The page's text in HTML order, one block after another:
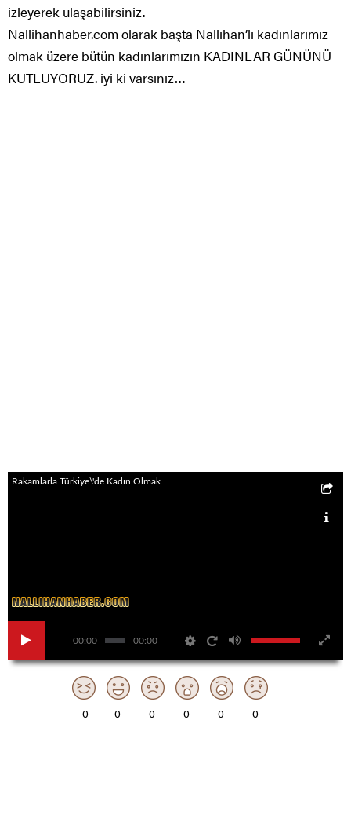
izleyerek ulaşabilirsiniz.
Nallihanhaber.com olarak başta Nallıhan’lı kadınlarımız
olmak üzere bütün kadınlarımızın KADINLAR GÜNÜNÜ
KUTLUYORUZ. iyi ki varsınız…
00:00 00:00
Rakamlarla Türkiye\'de Kadın Olmak
0 0 0 0 0 0